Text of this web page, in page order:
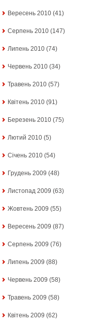
Вересень 2010 (41)
Серпень 2010 (147)
Липень 2010 (74)
Червень 2010 (34)
Травень 2010 (57)
Квітень 2010 (91)
Березень 2010 (75)
Лютий 2010 (5)
Січень 2010 (54)
Грудень 2009 (48)
Листопад 2009 (63)
Жовтень 2009 (55)
Вересень 2009 (87)
Серпень 2009 (76)
Липень 2009 (88)
Червень 2009 (58)
Травень 2009 (58)
Квітень 2009 (62)